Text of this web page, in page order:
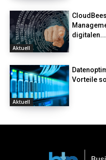
Aktuell
digitalen...
Aktuell
Vorteile